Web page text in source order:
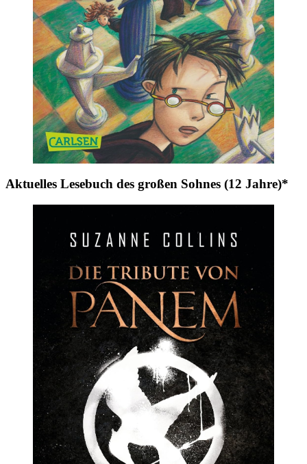
Aktuelles Lesebuch des großen Sohnes (12 Jahre)*